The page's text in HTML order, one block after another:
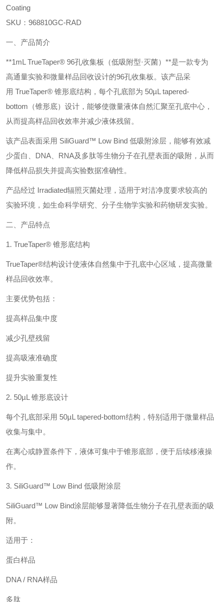
Coating
SKU：968810GC-RAD
一、产品简介
**1mL TrueTaper® 96孔收集板（低吸附型·灭菌）**是一款专为
高通量实验和微量样品回收设计的96孔收集板。该产品采
用 TrueTaper® 锥形底结构，每个孔底部为 50µL tapered-
bottom（锥形底）设计，能够使微量液体自然汇聚至孔底中心，
从而提高样品回收效率并减少液体残留。
该产品表面采用 SiliGuard™ Low Bind 低吸附涂层，能够有效减
少蛋白、DNA、RNA及多肽等生物分子在孔壁表面的吸附，从而
降低样品损失并提高实验数据准确性。
产品经过 Irradiated辐照灭菌处理，适用于对洁净度要求较高的
实验环境，如生命科学研究、分子生物学实验和药物研发实验。
二、产品特点
1. TrueTaper® 锥形底结构
TrueTaper®结构设计使液体自然集中于孔底中心区域，提高微量
样品回收效率。
主要优势包括：
提高样品集中度
减少孔壁残留
提高吸液准确度
提升实验重复性
2. 50µL 锥形底设计
每个孔底部采用 50µL tapered-bottom结构，特别适用于微量样品
收集与集中。
在离心或静置条件下，液体可集中于锥形底部，便于后续移液操
作。
3. SiliGuard™ Low Bind 低吸附涂层
SiliGuard™ Low Bind涂层能够显著降低生物分子在孔壁表面的吸
附。
适用于：
蛋白样品
DNA / RNA样品
多肽